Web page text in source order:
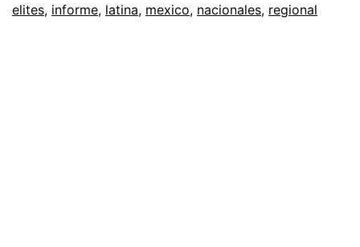
elites, informe, latina, mexico, nacionales, regional